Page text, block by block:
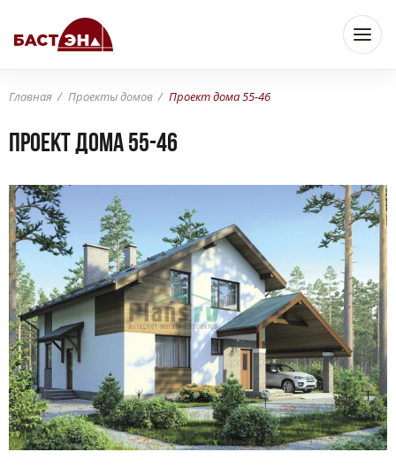
Главная Проекты домов Проект дома 55-46
Проект дома 55-46